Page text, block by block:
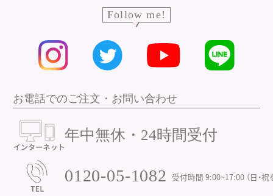
Follow me!
お電話でのご注文・お問い合わせ
年中無休・24時間受付
0120-05-1082 受付時間 9:00~17:00 （日・祝